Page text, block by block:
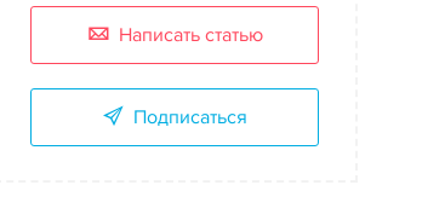
Написать статью
Подписаться